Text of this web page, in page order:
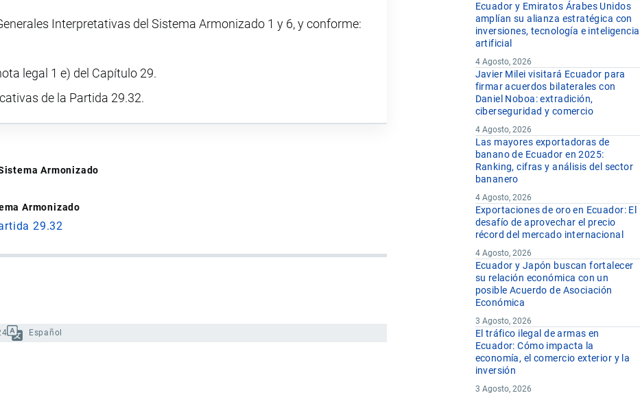
Interpretativas del Sistema Armonizado 1 y 6, y conforme:
legal 1 e) del Capítulo 29.
de la Partida 29.32.
Armonizado
Armonizado
29.32
Español
Ecuador y Emiratos Árabes Unidos
amplían su alianza estratégica con
inversiones, tecnología e inteligencia
artificial
4 Agosto, 2026
Javier Milei visitará Ecuador para
firmar acuerdos bilaterales con
Daniel Noboa: extradición,
ciberseguridad y comercio
4 Agosto, 2026
Las mayores exportadoras de
banano de Ecuador en 2025:
Ranking, cifras y análisis del sector
bananero
4 Agosto, 2026
Exportaciones de oro en Ecuador: El
desafío de aprovechar el precio
récord del mercado internacional
4 Agosto, 2026
Ecuador y Japón buscan fortalecer
su relación económica con un
posible Acuerdo de Asociación
Económica
3 Agosto, 2026
El tráfico ilegal de armas en
Ecuador: Cómo impacta la
economía, el comercio exterior y la
inversión
3 Agosto, 2026